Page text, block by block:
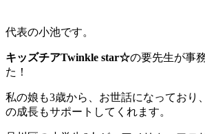
代表の小池です。
キッズチアTwinkle star☆の要先生が事
た！
私の娘も3歳から、お世話になっており
の成長もサポートしてくれます。